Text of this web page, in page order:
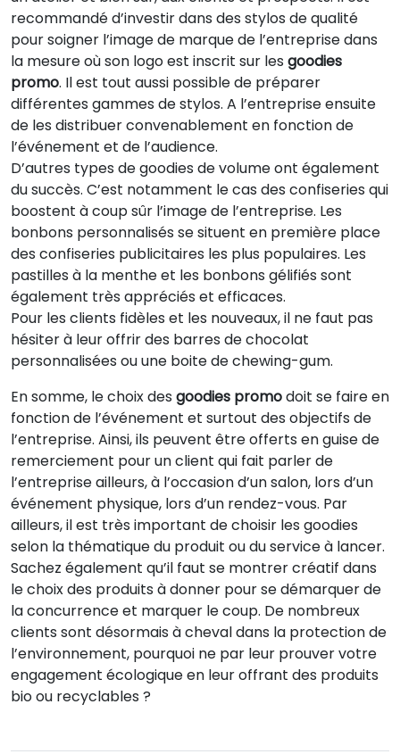
recommandé d’investir dans des stylos de qualité
pour soigner l’image de marque de l’entreprise dans
la mesure où son logo est inscrit sur les goodies
promo. Il est tout aussi possible de préparer
différentes gammes de stylos. A l’entreprise ensuite
de les distribuer convenablement en fonction de
l’événement et de l’audience.
D’autres types de goodies de volume ont également
du succès. C’est notamment le cas des confiseries qui
boostent à coup sûr l’image de l’entreprise. Les
bonbons personnalisés se situent en première place
des confiseries publicitaires les plus populaires. Les
pastilles à la menthe et les bonbons gélifiés sont
également très appréciés et efficaces.
Pour les clients fidèles et les nouveaux, il ne faut pas
hésiter à leur offrir des barres de chocolat
personnalisées ou une boite de chewing-gum.
En somme, le choix des goodies promodoit se faire en
fonction de l’événement et surtout des objectifs de
l’entreprise. Ainsi, ils peuvent être offerts en guise de
remerciement pour un client qui fait parler de
l’entreprise ailleurs, à l’occasion d’un salon, lors d’un
événement physique, lors d’un rendez-vous. Par
ailleurs, il est très important de choisir les goodies
selon la thématique du produit ou du service à lancer.
Sachez également qu’il faut se montrer créatif dans
le choix des produits à donner pour se démarquer de
la concurrence et marquer le coup. De nombreux
clients sont désormais à cheval dans la protection de
l’environnement, pourquoi ne par leur prouver votre
engagement écologique en leur offrant des produits
bio ou recyclables ?